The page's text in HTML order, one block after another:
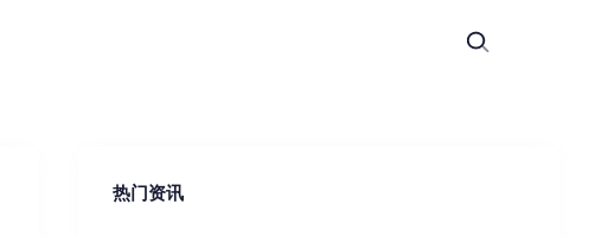
热门资讯